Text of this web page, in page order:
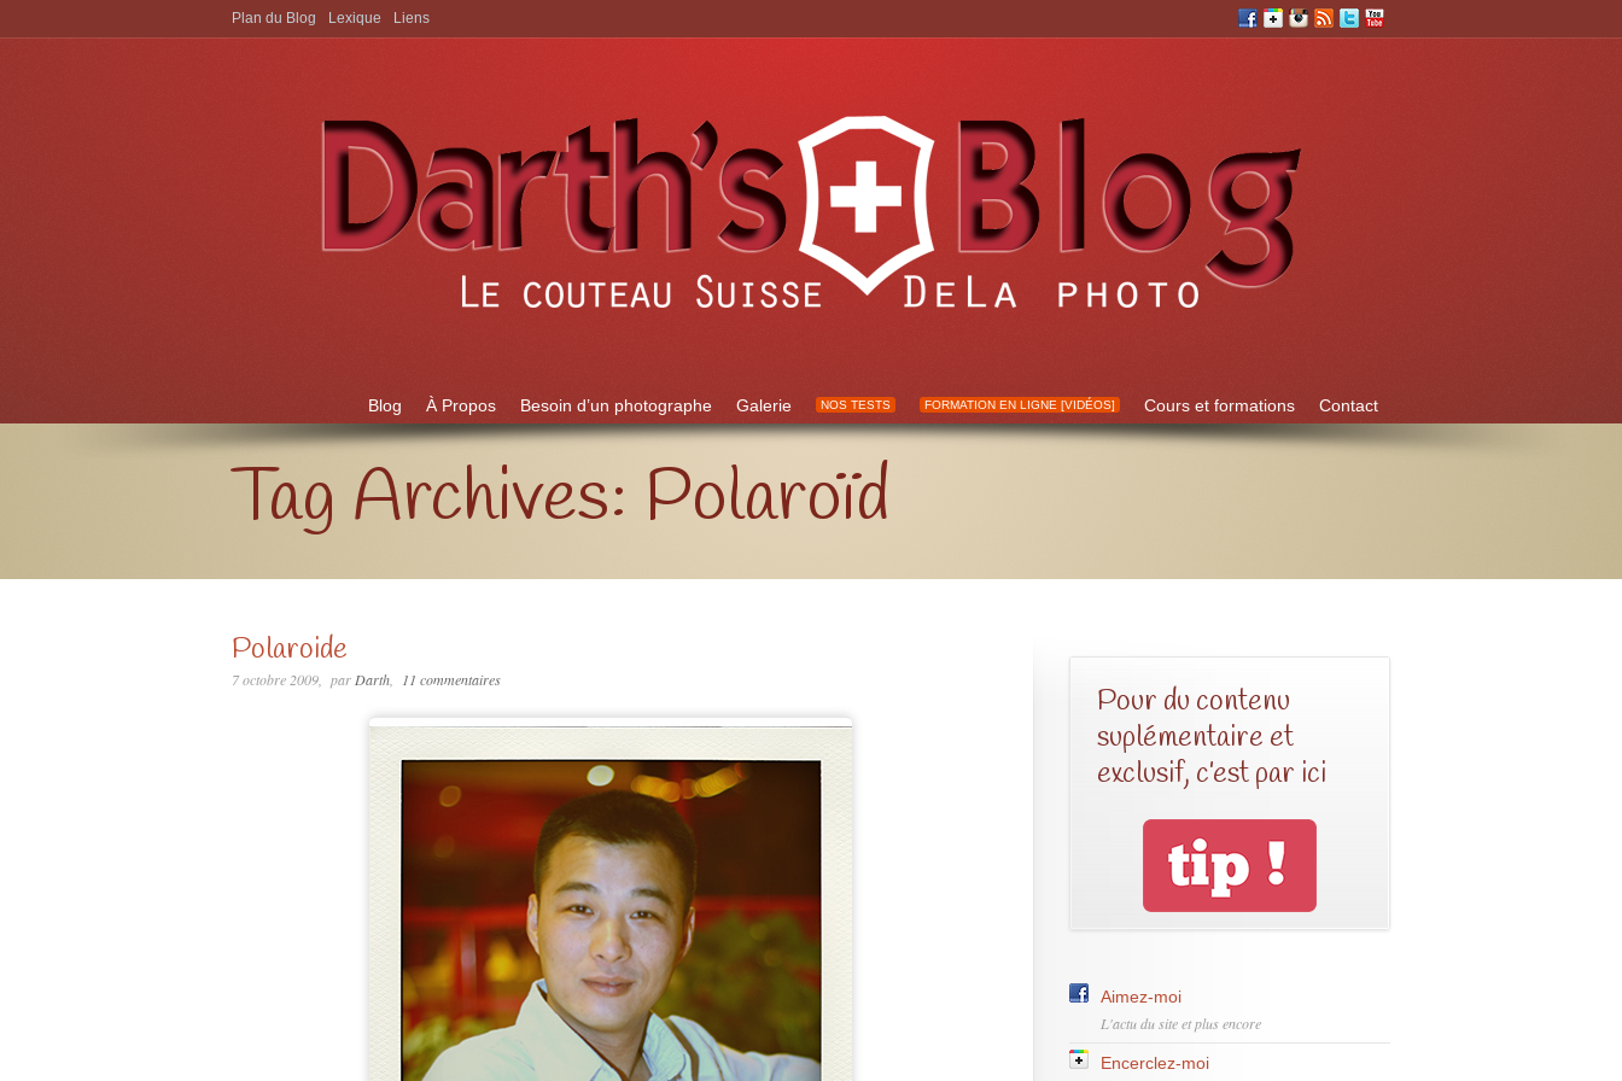
Aller à:
Blog À Propos Besoin d’un photographe Galerie NOS TESTS FORMATION EN LIGNE [VIDÉOS] Cours et formations Contact
Plan du Blog Lexique Liens
Tag Archives: Polaroïd
Polaroide
7 octobre 2009 par Darth 11 commentaires
Pour du contenu
suplémentaire et
exclusif, c’est par ici
Aimez-moi
L'actu du site et plus encore
Encerclez-moi